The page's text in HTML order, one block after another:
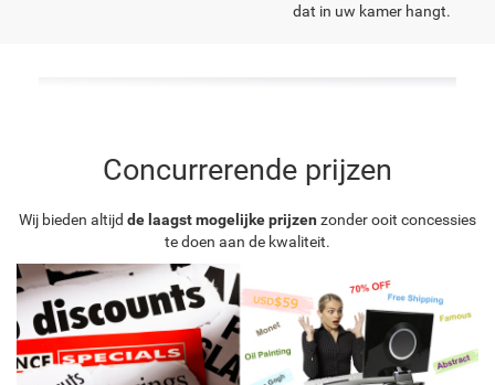
dat in uw kamer hangt.
Concurrerende prijzen
Wij bieden altijd de laagst mogelijke prijzen zonder ooit concessies
te doen aan de kwaliteit.